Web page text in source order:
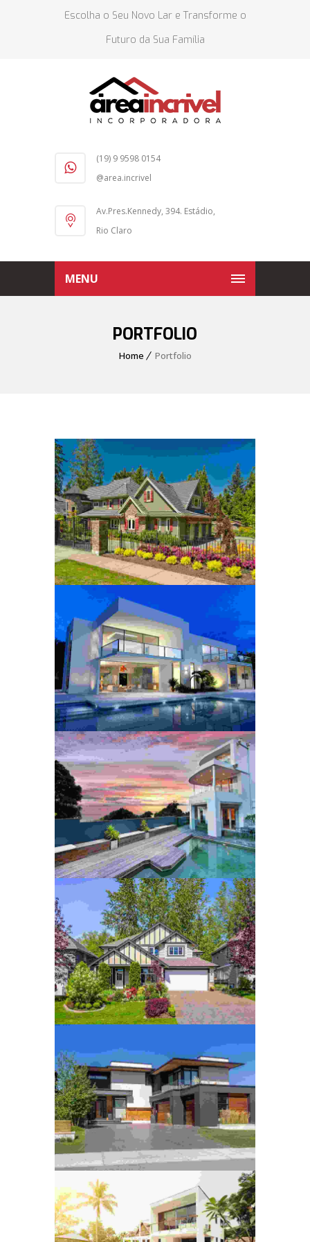
Escolha o Seu Novo Lar e Transforme o
Futuro da Sua Família
(19) 9 9598 0154
@area.incrivel
Av.Pres.Kennedy, 394. Estádio,
Rio Claro
MENU
PORTFOLIO
Home Portfolio